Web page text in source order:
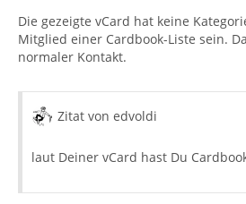
Die gezeigte vCard hat keine
Mitglied einer Cardbook-Liste sein.
normaler Kontakt.
Zitat von edvoldi
laut Deiner vCard hast Du